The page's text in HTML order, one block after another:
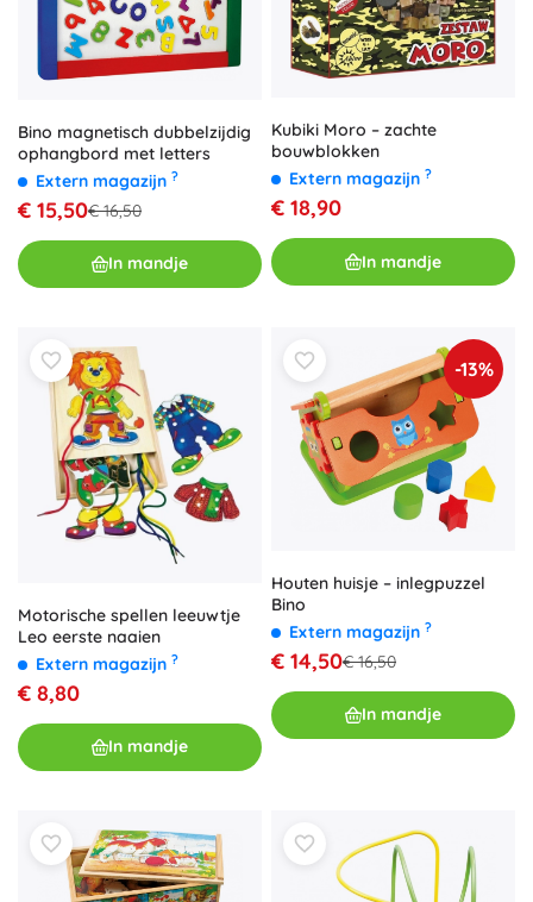
Bino magnetisch dubbelzijdig
ophangbord met letters
Extern magazijn ?
€ 15,50€ 16,50
In mandje
Kubiki Moro – zachte
bouwblokken
Extern magazijn ?
€ 18,90
In mandje
Motorische spellen leeuwtje
Leo eerste naaien
Extern magazijn ?
€ 8,80
In mandje
-13%
Houten huisje – inlegpuzzel
Bino
Extern magazijn ?
€ 14,50€ 16,50
In mandje